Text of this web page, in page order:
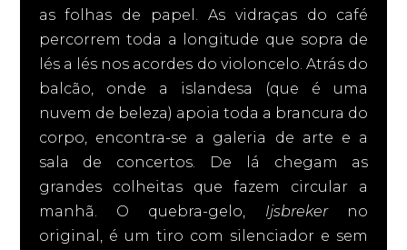
as folhas de papel. As vidraças do café
percorrem toda a longitude que sopra de
lés a lés nos acordes do violoncelo. Atrás do
balcão, onde a islandesa (que é uma
nuvem de beleza) apoia toda a brancura do
corpo, encontra-se a galeria de arte e a
sala de concertos. De lá chegam as
grandes colheitas que fazem circular a
manhã. O quebra-gelo, Ijsbrekerno
original, é um tiro com silenciador e sem